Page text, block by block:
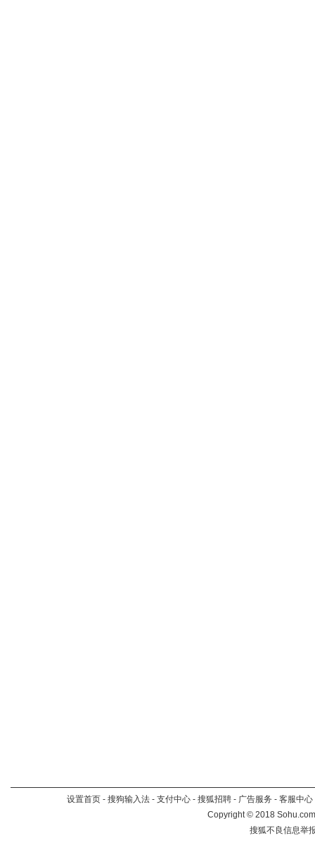
设置首页 - 搜狗输入法 - 支付中心 - 搜狐招聘 - 广告服务 - 客服中心
Copyright©2018
搜狐不良信息举